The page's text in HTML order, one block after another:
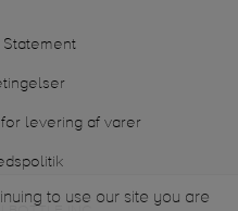
levering af varer
to use our site you are